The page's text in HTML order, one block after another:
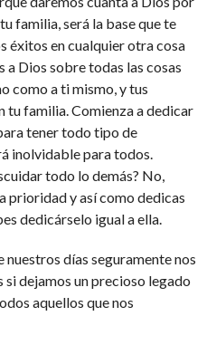
familia, será la base que te
éxitos en cualquier otra cosa
a Dios sobre todas las cosas
como a ti mismo, y tus
tu familia. Comienza a dedicar
tener todo tipo de
inolvidable para todos.
todo lo demás? No,
prioridad y así como dedicas
dedicárselo igual a ella.
días seguramente nos
dejamos un precioso legado
aquellos que nos